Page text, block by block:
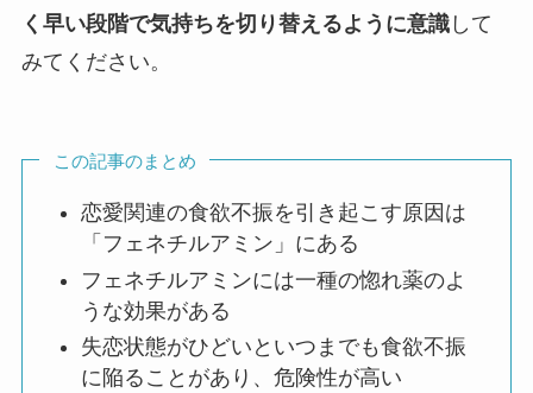
く早い段階で気持ちを切り替えるように意識して
みてください。
この記事のまとめ
恋愛関連の食欲不振を引き起こす原因は
「フェネチルアミン」にある
フェネチルアミンには一種の惚れ薬のよ
うな効果がある
失恋状態がひどいといつまでも食欲不振
に陥ることがあり、危険性が高い